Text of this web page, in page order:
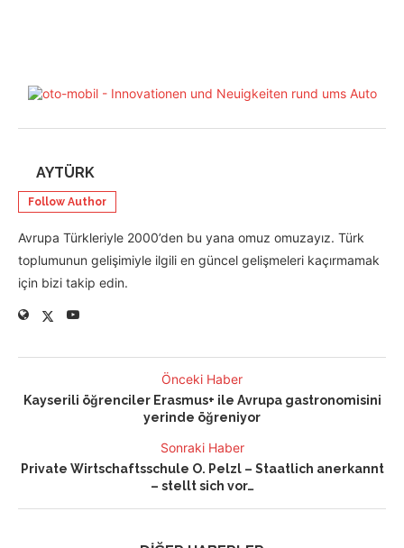
AYTÜRK
Follow Author
Avrupa Türkleriyle 2000’den bu yana omuz omuzayız. Türk
toplumunun gelişimiyle ilgili en güncel gelişmeleri kaçırmamak
için bizi takip edin.
Önceki Haber
Kayserili öğrenciler Erasmus+ ile Avrupa gastronomisini
yerinde öğreniyor
Sonraki Haber
Private Wirtschaftsschule O. Pelzl – Staatlich anerkannt
– stellt sich vor…